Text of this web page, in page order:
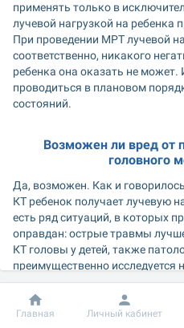
применять только в
лучевой нагрузкой на ребенка
При проведении МРТ лучевой
соответственно, никакого
ребенка она оказать не может.
проводиться в плановом
состояний.
Возможен ли вред от
головного
Да, возможен. Как и
КТ ребенок получает лучевую
есть ряд ситуаций, в которых
оправдан: острые травмы
КТ головы у детей, также
преимущественно исследуется
подобных исследований имеет
Что касается исследования
Добробут
Главная Личный кабинет